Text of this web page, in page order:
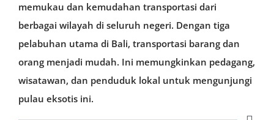
memukau dan kemudahan transportasi dari
berbagai wilayah di seluruh negeri. Dengan tiga
pelabuhan utama di Bali, transportasi barang dan
orang menjadi mudah. Ini memungkinkan pedagang,
wisatawan, dan penduduk lokal untuk mengunjungi
pulau eksotis ini.